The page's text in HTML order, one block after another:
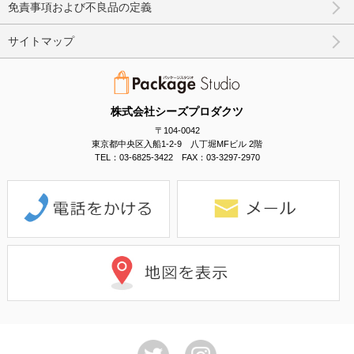
株式会社シーズプロダクツ
〒104-0042
東京都中央区入船1-2-9 八丁堀MFビル 2階
TEL：03-6825-3422 FAX：03-3297-2970
免責事項および不良品の定義
サイトマップ